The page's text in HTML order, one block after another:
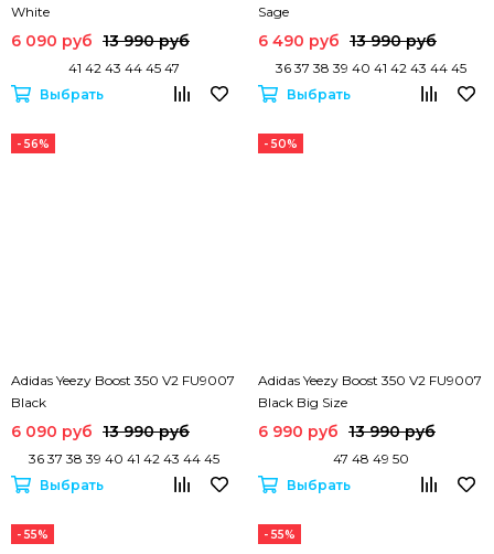
White
6 090 руб 13 990 руб
41 42 43 44 45 47
Выбрать
Sage
6 490 руб 13 990 руб
36 37 38 39 40 41 42 43 44 45
Выбрать
- 56%
Adidas Yeezy Boost 350 V2 FU9007
Black
6 090 руб 13 990 руб
36 37 38 39 40 41 42 43 44 45
Выбрать
- 50%
Adidas Yeezy Boost 350 V2 FU9007
Black Big Size
6 990 руб 13 990 руб
47 48 49 50
Выбрать
- 55% - 55%